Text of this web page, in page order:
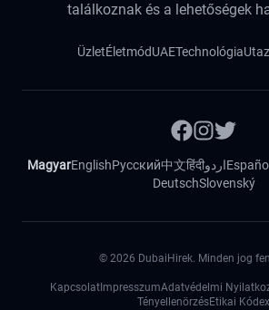
találkoznak és a lehetőségek
ÜzletÉletmódUAETechnológia
MagyarEnglishРусский中文हिंदीاردوEspañol
DeutschSlovenský
© 2026 DubaiHirek. Minden jog
Kapcsolat ImpresszumAdatvédelmi
TényellenörzésEtikai Kódex